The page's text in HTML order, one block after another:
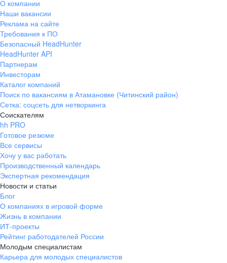
О компании
Наши вакансии
Реклама на сайте
Требования к ПО
Безопасный HeadHunter
HeadHunter API
Партнерам
Инвесторам
Каталог компаний
Поиск по вакансиям в Атамановке (Читинский район)
Сетка: соцсеть для нетворкинга
Соискателям
hh PRO
Готовое резюме
Все сервисы
Хочу у вас работать
Производственный календарь
Экспертная рекомендация
Новости и статьи
Блог
О компаниях в игровой форме
Жизнь в компании
ИТ-проекты
Рейтинг работодателей России
Молодым специалистам
Карьера для молодых специалистов